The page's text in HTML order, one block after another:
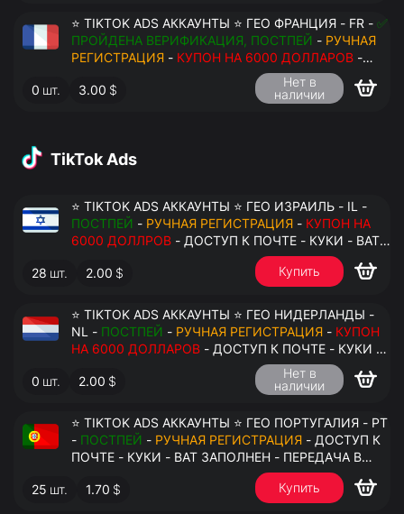
⭐ TIKTOK ADS АККАУНТЫ ⭐ ГЕО ФРАНЦИЯ - FR - ✅
ПРОЙДЕНА ВЕРИФИКАЦИЯ, ПОСТПЕЙ - РУЧНАЯ
РЕГИСТРАЦИЯ - КУПОН НА 6000 ДОЛЛАРОВ -
ДОСТУП К ПОЧТЕ - КУКИ - ВАТ ЗАПОЛНЕН -
ПЕРЕДАЧА В АНТИДЕТЕКТ
0 шт. 3.00 $
Нет в
наличии
TikTok Ads
⭐ TIKTOK ADS АККАУНТЫ ⭐ ГЕО ИЗРАИЛЬ - IL -
ПОСТПЕЙ - РУЧНАЯ РЕГИСТРАЦИЯ - КУПОН НА
6000 ДОЛЛРОВ
ЗАПОЛНЕН - ПЕРЕДАЧА В АНТИДЕТЕКТ
28 шт. 2.00 $ Купить
⭐ TIKTOK ADS АККАУНТЫ ⭐ ГЕО НИДЕРЛАНДЫ -
NL - ПОСТПЕЙ - РУЧНАЯ РЕГИСТРАЦИЯ - КУПОН
НА 6000 ДОЛЛАРОВ - ДОСТУП К ПОЧТЕ - КУКИ -
ВАТ ЗАПОЛНЕН - ПЕРЕДАЧА В АНТИДЕТЕКТ
0 шт. 2.00 $
Нет в
наличии
⭐ TIKTOK ADS АККАУНТЫ ⭐ ГЕО ПОРТУГАЛИЯ - PT
- ПОСТПЕЙ - РУЧНАЯ РЕГИСТРАЦИЯ
ПОЧТЕ - КУКИ - ВАТ ЗАПОЛНЕН - ПЕРЕДАЧА В
25 шт. 1.70 $ Купить